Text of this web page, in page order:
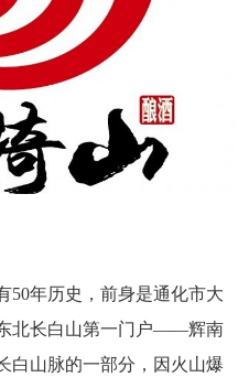
50年历史，前身是通化市大
北长白山第一门户——辉南
白山脉的一部分，因火山爆